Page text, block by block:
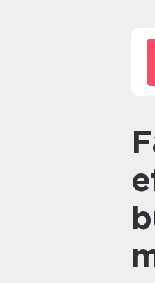
Færre sygedage, øget